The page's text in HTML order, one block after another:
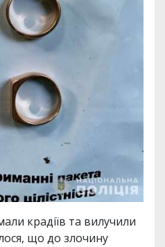
крадіїв та вилучили
що до злочину